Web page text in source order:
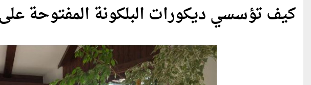
كيف تؤسسي ديكورات البلكونة المفتوحة